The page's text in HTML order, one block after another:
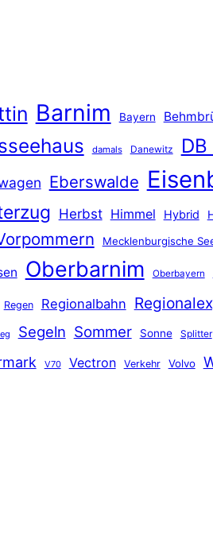
Barnim Bayern
damals Danewitz DB
Eberswalde
Herbst Himmel Hybrid
Mecklenburgische
Oberbarnim Oberbayern
Regen Regionalbahn
Segeln Sommer Sonne Splitter
V70 Vectron Verkehr Volvo